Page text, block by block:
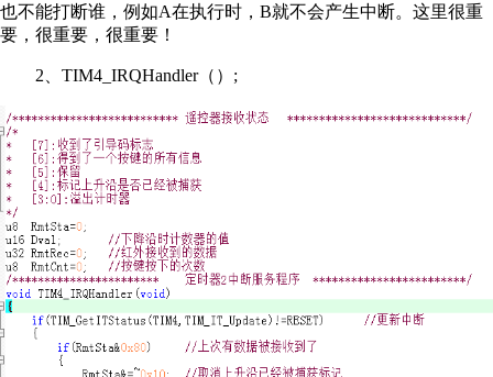
也不能打断谁，例如A在执行时，B就不会产生中断。这里很重
要，很重要，很重要！
2、TIM4_IRQHandler（）;